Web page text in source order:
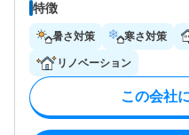
特徴
暑さ対策 寒さ対策
リノベーション
この会社